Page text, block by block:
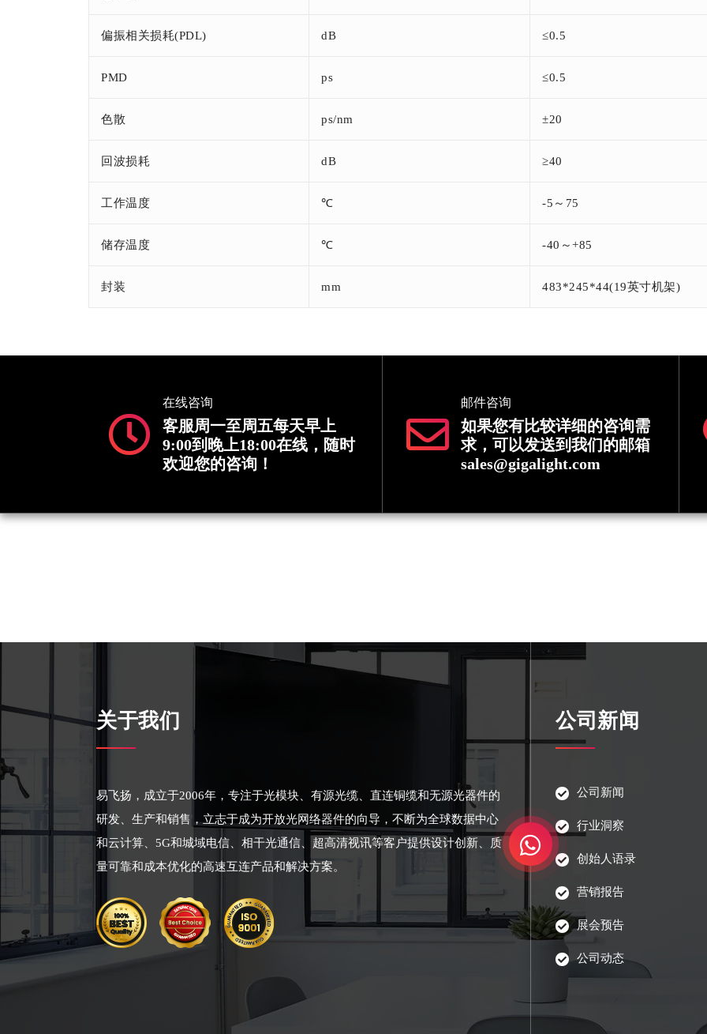
偏振相关损耗(PDL) dB ≤0.5
PMD ps ≤0.5
色散 ps/nm ±20
回波损耗 dB ≥40
工作温度 ℃ -5～75
储存温度 ℃ -40～+85
封装 mm 483*245*44(19英寸机架)
在线咨询
客服周一至周五每天早上
9:00到晚上18:00在线，随时
欢迎您的咨询！
邮件咨询
如果您有比较详细的咨询需
求，可以发送到我们的邮箱
sales@gigalight.com
关于我们
易飞扬，成立于2006年，专注于光模块、有源光缆、直连铜缆和无源光器件的
研发、生产和销售，立志于成为开放光网络器件的向导，不断为全球数据中心
和云计算、5G和城域电信、相干光通信、超高清视讯等客户提供设计创新、质
量可靠和成本优化的高速互连产品和解决方案。
公司新闻
公司新闻
行业洞察
创始人语录
营销报告
展会预告
公司动态